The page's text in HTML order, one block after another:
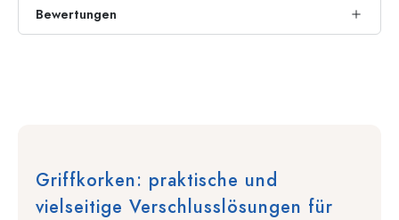
Bewertungen
Griffkorken: praktische und
vielseitige Verschlusslösungen für